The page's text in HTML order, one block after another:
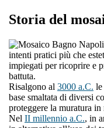
Storia del
intenti pratici più che
impiegati per ricoprire e
battuta.
Risalgono al 3000 a.C. le
base smaltata di diversi
proteggere la muratura
Nel II millennio a.C., in